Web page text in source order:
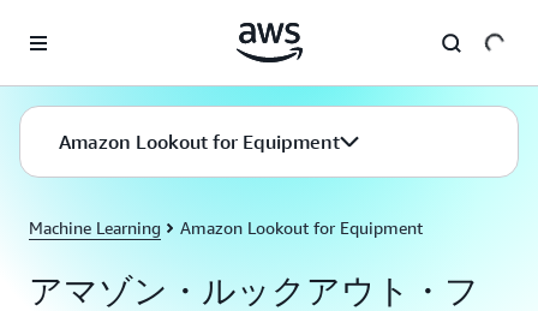
Machine Learning Amazon Lookout for Equipment
アマゾン・ルックアウト・フ
Amazon Lookout for Equipment